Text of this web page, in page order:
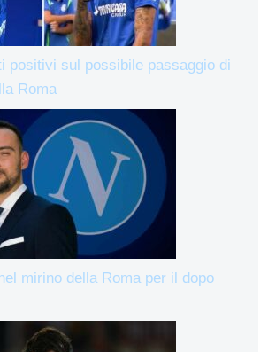
positivi sul possibile passaggio di
Roma
mirino della Roma per il dopo